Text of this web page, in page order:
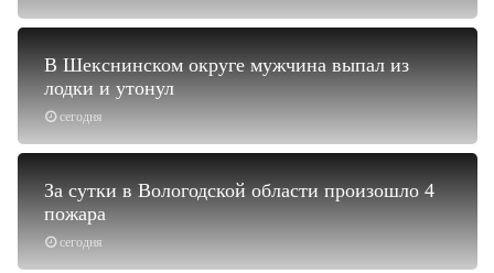
сегодня
В Шекснинском округе мужчина выпал из
лодки и утонул
сегодня
За сутки в Вологодской области произошло 4
пожара